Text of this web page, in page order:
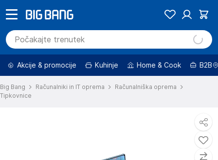
Akcije & promocije Kuhinje Home & Cook B2B
Big Bang Računalniki in IT oprema
Računalniška oprema
Tipkovnice